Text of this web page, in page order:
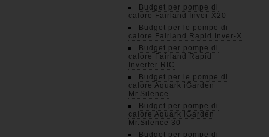
Budget per pompe di
calore Fairland Inver-X20
Budget per le pompe di
calore Fairland Rapid Inver-X
Budget per pompe di
calore Fairland Rapid
Inverter RIC
Budget per le pompe di
calore Aquark iGarden
Mr.Silence
Budget per pompe di
calore Aquark iGarden
Mr.Silence 30
Budget per pompe di